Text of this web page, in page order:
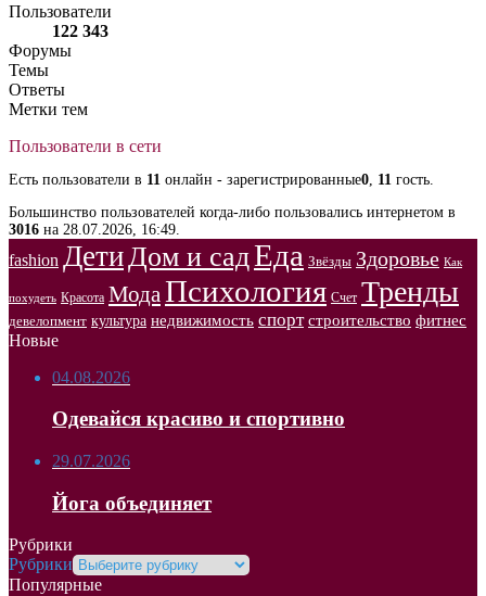
Пользователи
122 343
Форумы
Темы
Ответы
Метки тем
Пользователи в сети
Есть пользователи в 11 онлайн - зарегистрированные0 11 гость.
Большинство пользователей когда-либо пользовались интернетом в
3016 на 28.07.2026, 16:49.
fashion Дети Дом и садЕда Звёзды Здоровье Как
похудеть Красота Мода Психология Счет Тренды
девелопмент культура недвижимость спорт строительство фитнес
Новые
04.08.2026
Одевайся красиво и спортивно
29.07.2026
Йога объединяет
Рубрики
Рубрики
Популярные